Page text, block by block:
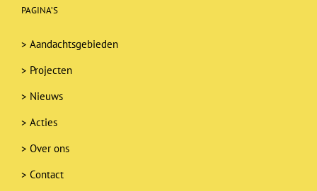
PAGINA’S
> Aandachtsgebieden
> Projecten
> Nieuws
> Acties
> Over ons
> Contact